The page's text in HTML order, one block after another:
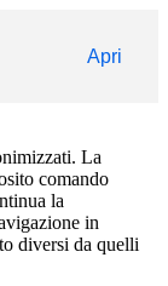
Apri
La
comando
la
in
diversi da quelli